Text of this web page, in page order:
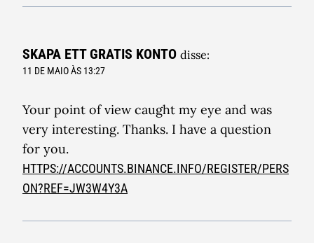
SKAPA ETT GRATIS KONTO disse:
11 DE MAIO ÀS 13:27
Your point of view caught my eye and was
very interesting. Thanks. I have a question
for you.
HTTPS://ACCOUNTS.BINANCE.INFO/REGISTER/PERS
ON?REF=JW3W4Y3A